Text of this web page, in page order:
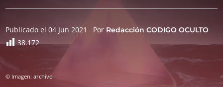
Publicado el 04 Jun 2021 Por Redacción CODIGO OCULTO
38.172
© Imagen: archivo